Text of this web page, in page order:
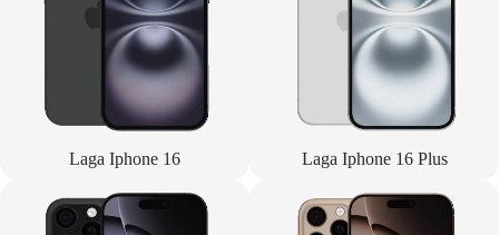
Laga Iphone 16 Laga Iphone 16 Plus